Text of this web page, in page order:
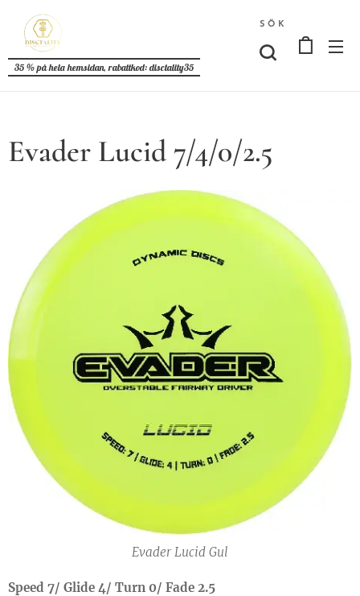
35 % på hela hemsidan, rabattkod: disctality35
SÖK
Evader Lucid 7/4/0/2.5
Evader Lucid Gul
Speed 7/ Glide 4/ Turn 0/ Fade 2.5